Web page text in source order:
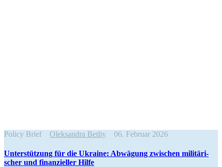
Policy Brief Oleksandra Betliy 06. Februar 2026
Unter­stützung für die Ukraine: Abwägung zwischen militä­ri­
scher und finan­zi­eller Hilfe